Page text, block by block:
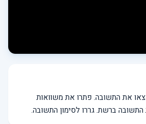
את התשובה. פתרו את משוואות
ברשת. גררו לסימון התשובה.